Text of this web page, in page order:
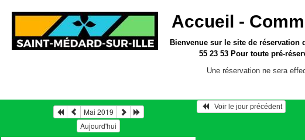
Accueil -
Bienvenue sur le sitede réservation
55 23 53 Pour toute pré-
Une réservation ne sera
Mai 2019
Aujourd'hui
   Voir le jour précédent